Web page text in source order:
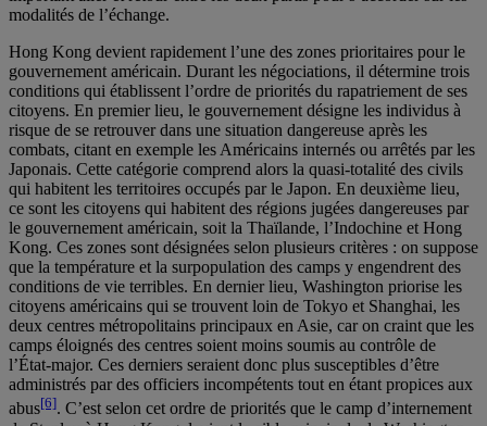
modalités de l’échange.
Hong Kong devient rapidement l’une des zones prioritaires pour le
gouvernement américain. Durant les négociations, il détermine trois
conditions qui établissent l’ordre de priorités du rapatriement de ses
citoyens. En premier lieu, le gouvernement désigne les individus à
risque de se retrouver dans une situation dangereuse après les
combats, citant en exemple les Américains internés ou arrêtés par les
Japonais. Cette catégorie comprend alors la quasi-totalité des civils
qui habitent les territoires occupés par le Japon. En deuxième lieu,
ce sont les citoyens qui habitent des régions jugées dangereuses par
le gouvernement américain, soit la Thaïlande, l’Indochine et Hong
Kong. Ces zones sont désignées selon plusieurs critères : on suppose
que la température et la surpopulation des camps y engendrent des
conditions de vie terribles. En dernier lieu, Washington priorise les
citoyens américains qui se trouvent loin de Tokyo et Shanghai, les
deux centres métropolitains principaux en Asie, car on craint que les
camps éloignés des centres soient moins soumis au contrôle de
l’État-major. Ces derniers seraient donc plus susceptibles d’être
administrés par des officiers incompétents tout en étant propices aux
abus[6]. C’est selon cet ordre de priorités que le camp d’internement